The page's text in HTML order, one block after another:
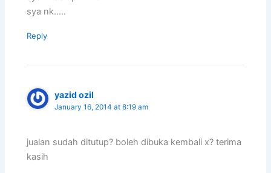
sya nk…..
Reply
yazid ozil
January 16, 2014 at 8:19 am
jualan sudah ditutup? boleh dibuka kembali x? terima
kasih